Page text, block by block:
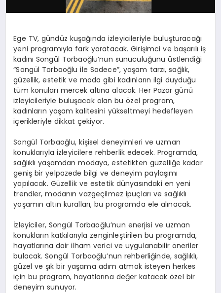
Ege TV, gündüz kuşağında izleyicileriyle buluşturacağı
yeni programıyla fark yaratacak. Girişimci ve başarılı iş
kadını Songül Torbaoğlu’nun sunuculuğunu üstlendiği
“Songül Torbaoğlu ile Sadece”, yaşam tarzı, sağlık,
güzellik, estetik ve moda gibi kadınların ilgi duyduğu
tüm konuları mercek altına alacak. Her Pazar günü
izleyicileriyle buluşacak olan bu özel program,
kadınların yaşam kalitesini yükseltmeyi hedefleyen
içerikleriyle dikkat çekiyor.
Songül Torbaoğlu, kişisel deneyimleri ve uzman
konuklarıyla izleyicilere rehberlik edecek. Programda,
sağlıklı yaşamdan modaya, estetikten güzelliğe kadar
geniş bir yelpazede bilgi ve deneyim paylaşımı
yapılacak. Güzellik ve estetik dünyasındaki en yeni
trendler, modanın vazgeçilmez ipuçları ve sağlıklı
yaşamın altın kuralları, bu programda ele alınacak.
İzleyiciler, Songül Torbaoğlu’nun enerjisi ve uzman
konukların katkılarıyla zenginleştirilen bu programda,
hayatlarına dair ilham verici ve uygulanabilir öneriler
bulacak. Songül Torbaoğlu’nun rehberliğinde, sağlıklı,
güzel ve şık bir yaşama adım atmak isteyen herkes
için bu program, hayatlarına değer katacak özel bir
deneyim sunuyor.